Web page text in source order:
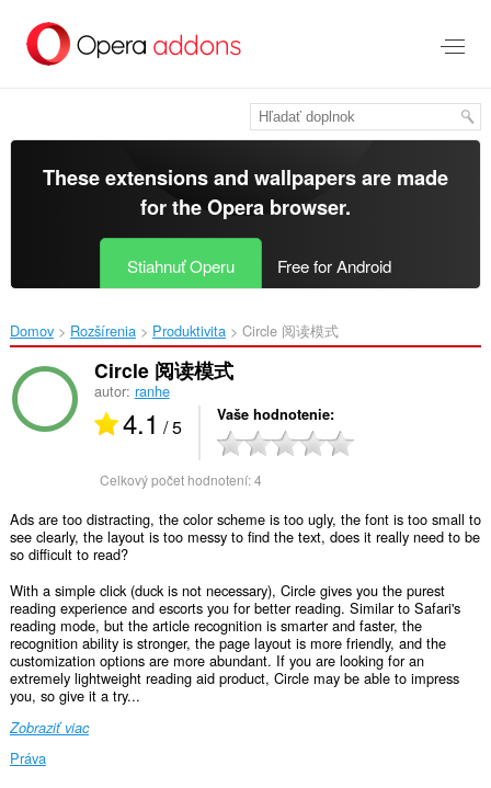
hlavný
These extensions and wallpapers are made
for theOpera browser.
Stiahnuť Operu Free for Android
Domov Rozšírenia Produktivita Circle 阅读模式‎
Circle 阅读模式
autor: ranhe
4.1 / 5 Vaše hodnotenie
Celkový počet hodnotení:4
Ads are too distracting, the color scheme is too ugly, the font is too small to
see clearly, the layout is too messy to find the text, does it really need to be
so difficult to read?
With a simple click (duck is not necessary), Circle gives you the purest
reading experience and escorts you for better reading. Similar to Safari's
reading mode, but the article recognition is smarter and faster, the
recognition ability is stronger, the page layout is more friendly, and the
customization options are more abundant. If you are looking for an
extremely lightweight reading aid product, Circle may be able to impress
you, so give it a try...
Zobraziť viac
Práva